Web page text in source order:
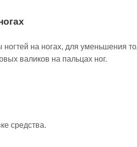
на ногах, для уменьшения
валиков на пальцах ног.
средства.